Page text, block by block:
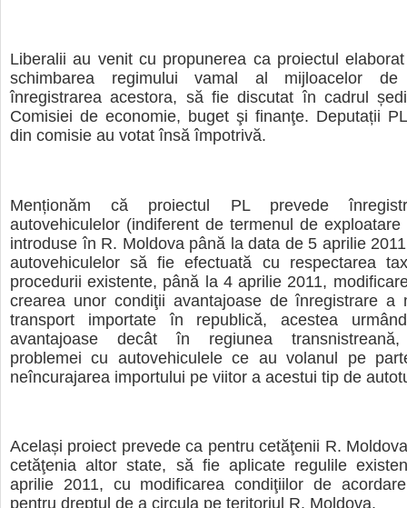
Liberalii au venit cu propunerea ca proiectul
schimbarea regimului vamal al mijloacelor
înregistrarea acestora, să fie discutat în cadrul
Comisiei de economie, buget şi finanţe. Deputații
din comisie au votat însă împotrivă.
Menționăm că proiectul PL prevede
autovehiculelor (indiferent de termenul de exploatare
introduse în R. Moldova până la data de 5 aprilie
autovehiculelor să fie efectuată cu respectarea
procedurii existente, până la 4 aprilie 2011,
crearea unor condiţii avantajoase de înregistrare a
transport importate în republică, acestea
avantajoase decât în regiunea transnistreană,
problemei cu autovehiculele ce au volanul pe
neîncurajarea importului pe viitor a acestui tip de
Același proiect prevede ca pentru cetăţenii R.
cetăţenia altor state, să fie aplicate regulile
aprilie 2011, cu modificarea condiţiilor de
pentru dreptul de a circula pe teritoriul R. Moldova.